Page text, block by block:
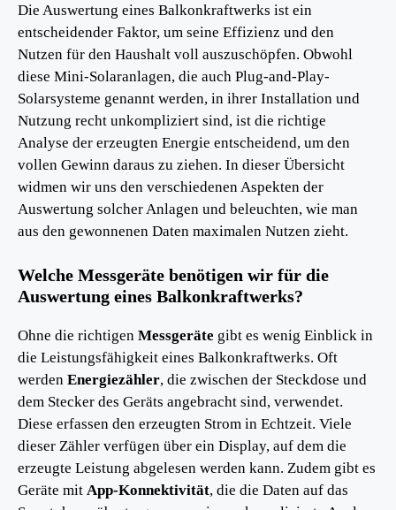
Die Auswertung eines Balkonkraftwerks ist ein
entscheidender Faktor, um seine Effizienz und den
Nutzen für den Haushalt voll auszuschöpfen. Obwohl
diese Mini-Solaranlagen, die auch Plug-and-Play-
Solarsysteme genannt werden, in ihrer Installation und
Nutzung recht unkompliziert sind, ist die richtige
Analyse der erzeugten Energie entscheidend, um den
vollen Gewinn daraus zu ziehen. In dieser Übersicht
widmen wir uns den verschiedenen Aspekten der
Auswertung solcher Anlagen und beleuchten, wie man
aus den gewonnenen Daten maximalen Nutzen zieht.
Welche Messgeräte benötigen wir für die
Auswertung eines Balkonkraftwerks?
Ohne die richtigen Messgeräte gibt es wenig Einblick in
die Leistungsfähigkeit eines Balkonkraftwerks. Oft
werden Energiezähler, die zwischen der Steckdose und
dem Stecker des Geräts angebracht sind, verwendet.
Diese erfassen den erzeugten Strom in Echtzeit. Viele
dieser Zähler verfügen über ein Display, auf dem die
erzeugte Leistung abgelesen werden kann. Zudem gibt es
Geräte mit App-Konnektivität, die die Daten auf das